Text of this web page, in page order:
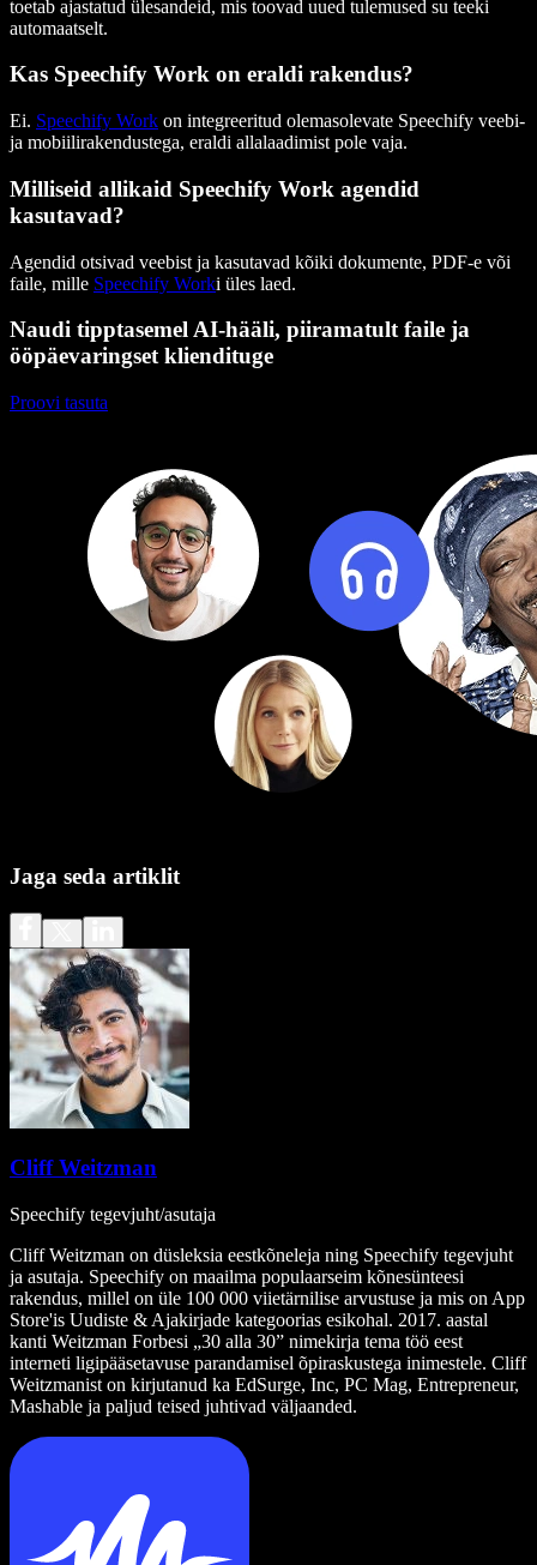
toetab ajastatud ülesandeid, mis toovad uued tulemused su teeki
automaatselt.
Kas Speechify Work on eraldi rakendus?
Ei. Speechify Work on integreeritud olemasolevate Speechify veebi-
ja mobiilirakendustega, eraldi allalaadimist pole vaja.
Milliseid allikaid Speechify Work agendid
kasutavad?
Agendid otsivad veebist ja kasutavad kõiki dokumente, PDF-e või
faile, mille Speechify Worki üles laed.
Naudi tipptasemel AI-hääli, piiramatult faile ja
ööpäevaringset kliendituge
Proovi tasuta
Jaga seda artiklit
Cliff Weitzman
Speechify tegevjuht/asutaja
Cliff Weitzman on düsleksia eestkõneleja ning Speechify tegevjuht
ja asutaja. Speechify on maailma populaarseim kõnesünteesi
rakendus, millel on üle 100 000 viietärnilise arvustuse ja mis on App
Store'is Uudiste & Ajakirjade kategoorias esikohal. 2017. aastal
kanti Weitzman Forbesi „30 alla 30” nimekirja tema töö eest
interneti ligipääsetavuse parandamisel õpiraskustega inimestele. Cliff
Weitzmanist on kirjutanud ka EdSurge, Inc, PC Mag, Entrepreneur,
Mashable ja paljud teised juhtivad väljaanded.